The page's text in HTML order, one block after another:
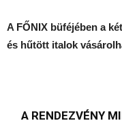
A FŐNIX büféjében a
és hűtött italok
A RENDEZVÉNY